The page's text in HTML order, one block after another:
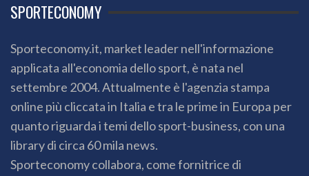
SPORTECONOMY
Sporteconomy.it, market leader nell'informazione
applicata all'economia dello sport, è nata nel
settembre 2004. Attualmente è l'agenzia stampa
online più cliccata in Italia e tra le prime in Europa per
quanto riguarda i temi dello sport-business, con una
library di circa 60 mila news.
Sporteconomy collabora, come fornitrice di